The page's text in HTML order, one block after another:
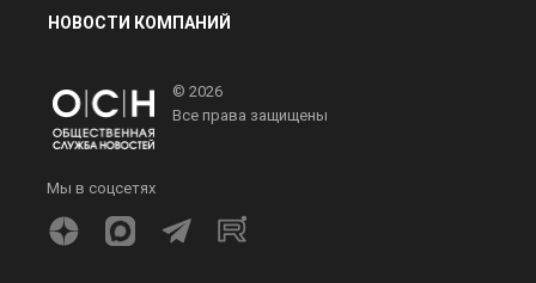
НОВОСТИ КОМПАНИЙ
© 2026
Все права защищены
Мы в соцсетях